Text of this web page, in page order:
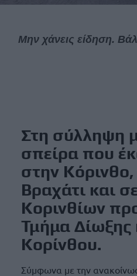
Μην χάνεις είδηση.
Στη σύλληψη
σπείρα που
στην
Βραχάτι και
Κορινθίων
Τμήμα Δίωξης
Κορίνθου.
Σύμφωνα με την